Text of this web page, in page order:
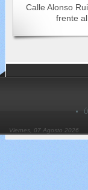
Calle Alonso
frente
Viernes, 07 Agosto 2026